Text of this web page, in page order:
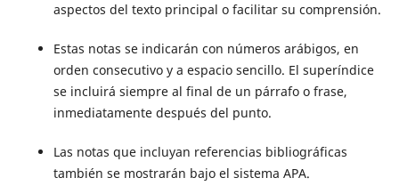
aspectos del texto principal o facilitar su comprensión.
Estas notas se indicarán con números arábigos, en
orden consecutivo y a espacio sencillo. El superíndice
se incluirá siempre al final de un párrafo o frase,
inmediatamente después del punto.
Las notas que incluyan referencias bibliográficas
también se mostrarán bajo el sistema APA.